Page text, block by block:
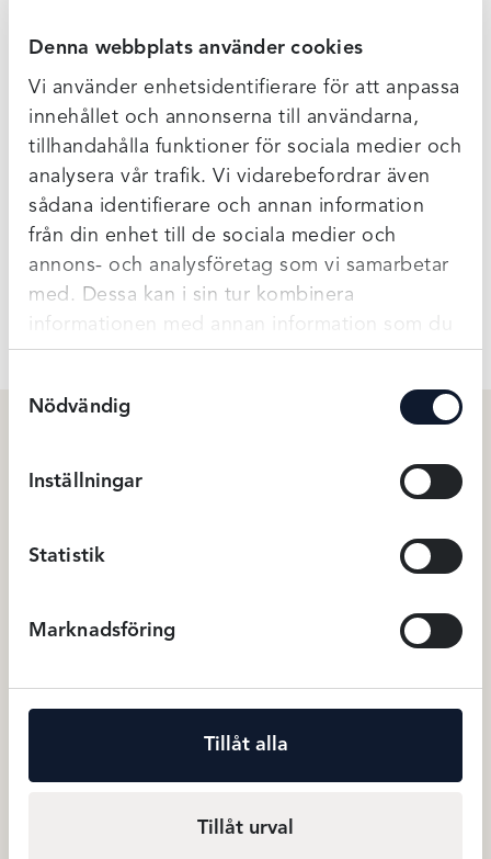
Denna webbplats använder cookies
Vi använder enhetsidentifierare för att anpassa
innehållet och annonserna till användarna,
tillhandahålla funktioner för sociala medier och
analysera vår trafik. Vi vidarebefordrar även
sådana identifierare och annan information
från din enhet till de sociala medier och
annons- och analysföretag som vi samarbetar
med. Dessa kan i sin tur kombinera
informationen med annan information som du
har tillhandahållit eller som de har samlat in
Nödvändig
Inställningar
Statistik
Marknadsföring
Tillåt alla
Tillåt urval
Beskrivning
En hög maxitrosa från Elomis serie Matilda. Bred över
rumpan för att den skall sitta på plats. I fram har du partier
av tyll som blir transparent och matchar bhn på ett fint sätt.
Mjuk och skön trosa!
Ytterligare Information
Du kanske också gillar …
Röd
Boxertrosor